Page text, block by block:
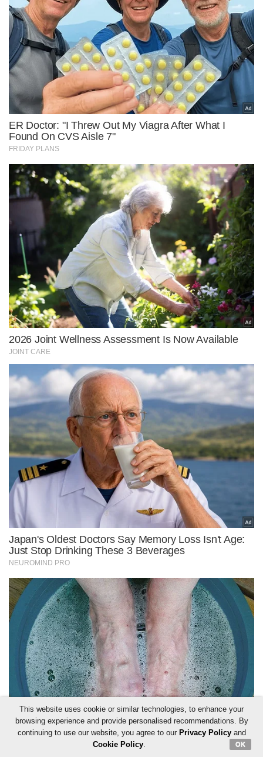
This website uses cookie or similar technologies, to enhance your
browsing experience and provide personalised recommendations. By
continuing to use our website, you agree to our Privacy Policyand
Cookie Policy. OK